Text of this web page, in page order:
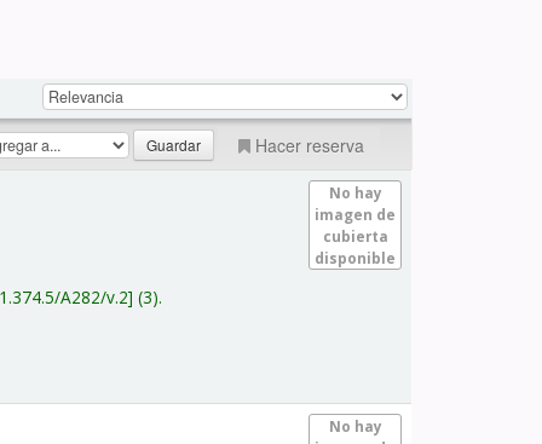
Hacer reserva
No hay
imagen de
cubierta
disponible
A282/v.2 (3).
No hay